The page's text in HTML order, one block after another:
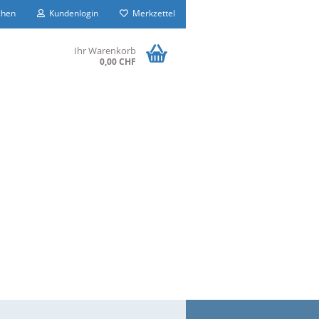
Kundenlogin Merkzettel
Ihr Warenkorb
0,00 CHF